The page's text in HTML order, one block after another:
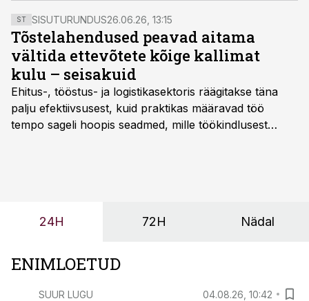
ST SISUTURUNDUS26.06.26, 13:15
Tõstelahendused peavad aitama
vältida ettevõtete kõige kallimat
kulu – seisakuid
Ehitus-, tööstus- ja logistikasektoris räägitakse täna
palju efektiivsusest, kuid praktikas määravad töö
tempo sageli hoopis seadmed, mille töökindlusest
24H 72H Nädal
ENIMLOETUD
SUUR LUGU 04.08.26, 10:42